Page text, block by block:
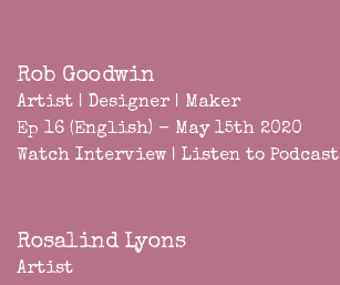
Rob Goodwin
Artist | Designer | Maker
Ep 16 (English) - May 15th 2020
Watch Interview | Listen to Podcast
Rosalind Lyons
Artist